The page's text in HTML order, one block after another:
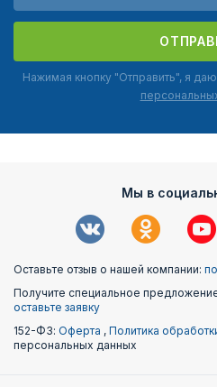
Нажимая кнопку "Отправить", я даю
Мы в
Оставьте отзыв о нашей компании:
Получите специальное
оставьте заявку
152-ФЗ: Оферта , Политика
персональных данных